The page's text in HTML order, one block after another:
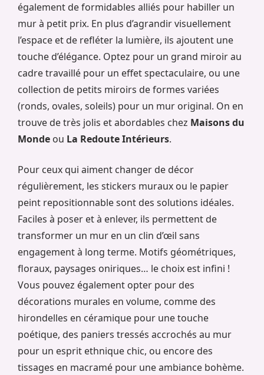
également de formidables alliés pour habiller un
mur à petit prix. En plus d’agrandir visuellement
l’espace et de refléter la lumière, ils ajoutent une
touche d’élégance. Optez pour un grand miroir au
cadre travaillé pour un effet spectaculaire, ou une
collection de petits miroirs de formes variées
(ronds, ovales, soleils) pour un mur original. On en
trouve de très jolis et abordables chez Maisons du
Monde ou La Redoute Intérieurs.
Pour ceux qui aiment changer de décor
régulièrement, les stickers muraux ou le papier
peint repositionnable sont des solutions idéales.
Faciles à poser et à enlever, ils permettent de
transformer un mur en un clin d’œil sans
engagement à long terme. Motifs géométriques,
floraux, paysages oniriques… le choix est infini !
Vous pouvez également opter pour des
décorations murales en volume, comme des
hirondelles en céramique pour une touche
poétique, des paniers tressés accrochés au mur
pour un esprit ethnique chic, ou encore des
tissages en macramé pour une ambiance bohème.